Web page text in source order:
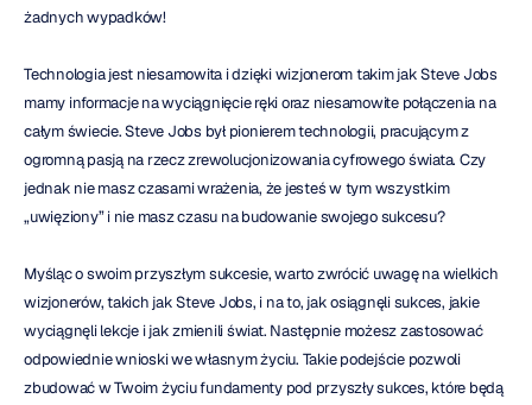
żadnych wypadków!
Technologia jest niesamowita i dzięki wizjonerom takim jak Steve Jobs
mamy informacje na wyciągnięcie ręki oraz niesamowite połączenia na
całym świecie. Steve Jobs był pionierem technologii, pracującym z
ogromną pasją na rzecz zrewolucjonizowania cyfrowego świata. Czy
jednak nie masz czasami wrażenia, że jesteś w tym wszystkim
„uwięziony” i nie masz czasu na budowanie swojego sukcesu?
Myśląc o swoim przyszłym sukcesie, warto zwrócić uwagę na wielkich
wizjonerów, takich jak Steve Jobs, i na to, jak osiągnęli sukces, jakie
wyciągnęli lekcje i jak zmienili świat. Następnie możesz zastosować
odpowiednie wnioski we własnym życiu. Takie podejście pozwoli
zbudować w Twoim życiu fundamenty pod przyszły sukces, które będą